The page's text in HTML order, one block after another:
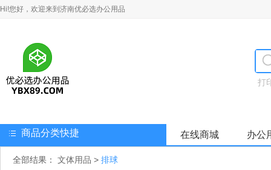
Hi!您好，欢迎来到济南优必选办公用品
打
商品分类快捷 在线商城 办公
全部结果： 文体用品 > 排球